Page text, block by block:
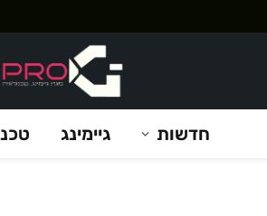
חדשות גיימינג